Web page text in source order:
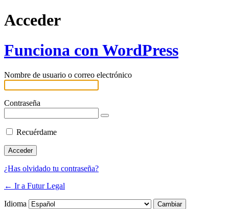
Acceder
Funciona con WordPress
Nombre de usuario o correo electrónico
Contraseña
Recuérdame
¿Has olvidado tu contraseña?
← Ir a Futur Legal
Idioma